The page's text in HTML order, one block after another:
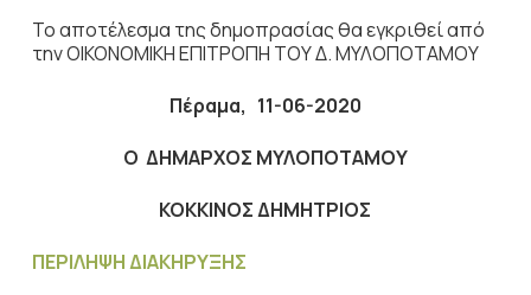
Το αποτέλεσμα της δημοπρασίας θα εγκριθεί από
την ΟΙΚΟΝΟΜΙΚΗ ΕΠΙΤΡΟΠΗ ΤΟΥ Δ. ΜΥΛΟΠΟΤΑΜΟΥ
Πέραμα, 11-06-2020
Ο ΔΗΜΑΡΧΟΣ ΜΥΛΟΠΟΤΑΜΟΥ
ΚΟΚΚΙΝΟΣ ΔΗΜΗΤΡΙΟΣ
ΠΕΡΙΛΗΨΗ ΔΙΑΚΗΡΥΞΗΣ